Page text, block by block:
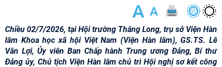
Chiều 02/7/2026, tại Hội trường Thăng Long, trụ sở Viện Hàn
lâm Khoa học xã hội Việt Nam (Viện Hàn lâm), GS.TS. Lê
Văn Lợi, Ủy viên Ban Chấp hành Trung ương Đảng, Bí thư
Đảng ủy, Chủ tịch Viện Hàn lâm chủ trì Hội nghị sơ kết công